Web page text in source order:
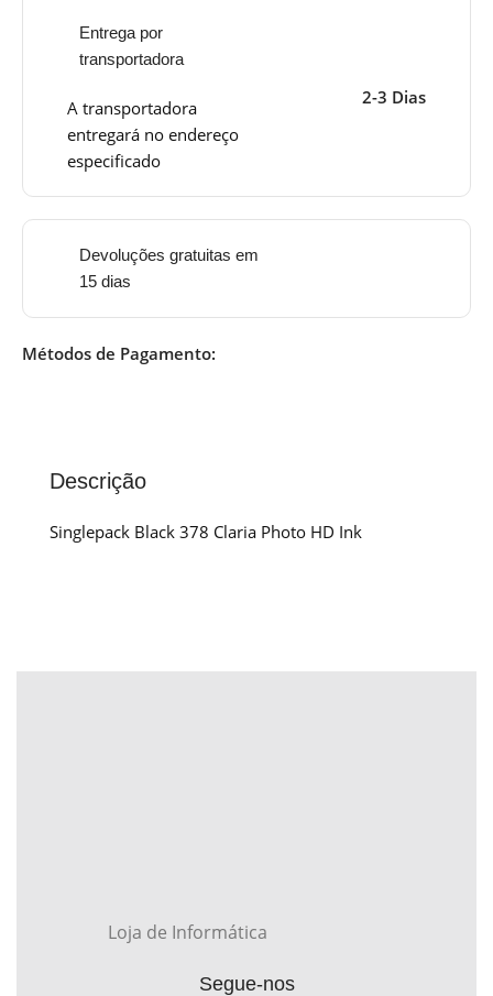
Entrega por
transportadora
A transportadora
entregará no endereço
especificado
2-3 Dias
Devoluções gratuitas em
15 dias
Métodos de Pagamento:
Descrição
Singlepack Black 378 Claria Photo HD Ink
Loja de Informática
Segue-nos